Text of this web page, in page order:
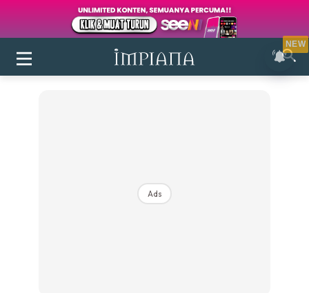
Ads
NEW